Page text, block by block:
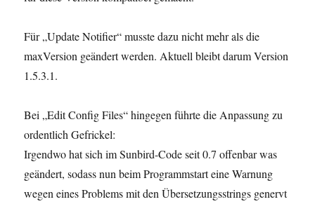
Für „Update Notifier“ musste dazu nicht mehr als die
maxVersion geändert werden. Aktuell bleibt darum Version
1.5.3.1.
Bei „Edit Config Files“ hingegen führte die Anpassung zu
ordentlich Gefrickel:
Irgendwo hat sich im Sunbird-Code seit 0.7 offenbar was
geändert, sodass nun beim Programmstart eine Warnung
wegen eines Problems mit den Übersetzungsstrings genervt